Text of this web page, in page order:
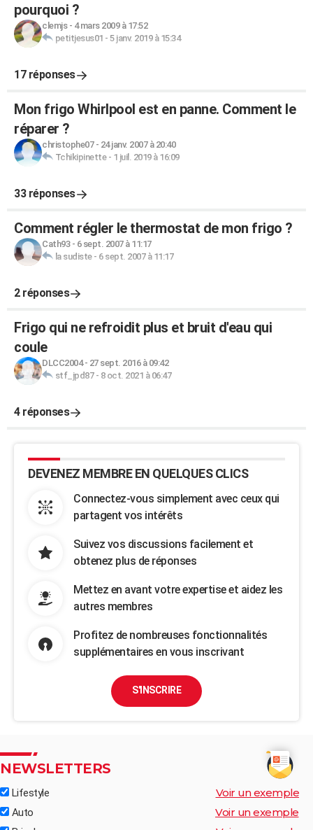
pourquoi ?
clemjs- 4 mars 2009 à 17:52
petitjesus01 - 5 janv. 2019 à 15:34
17 réponses
Mon frigo Whirlpool est en panne. Comment le
réparer ?
christophe07- 24 janv. 2007 à 20:40
Tchikipinette- 1 juil. 2019 à 16:09
33 réponses
Comment régler le thermostat de mon frigo ?
Cath93- 6 sept. 2007 à 11:17
la sudiste- 6 sept. 2007 à 11:17
2 réponses
Frigo qui ne refroidit plus et bruit d'eau qui
coule
DLCC2004- 27 sept. 2016 à 09:42
stf_jpd87- 8 oct. 2021 à 06:47
4 réponses
DEVENEZ MEMBRE EN QUELQUES CLICS
Connectez-vous simplement avec ceux qui
partagent vos intérêts
Suivez vos discussions facilement et
obtenez plus de réponses
Mettez en avant votre expertise et aidez les
autres membres
Profitez de nombreuses fonctionnalités
supplémentaires en vous inscrivant
S'INSCRIRE
NEWSLETTERS
Lifestyle Voir un exemple
Auto Voir un exemple